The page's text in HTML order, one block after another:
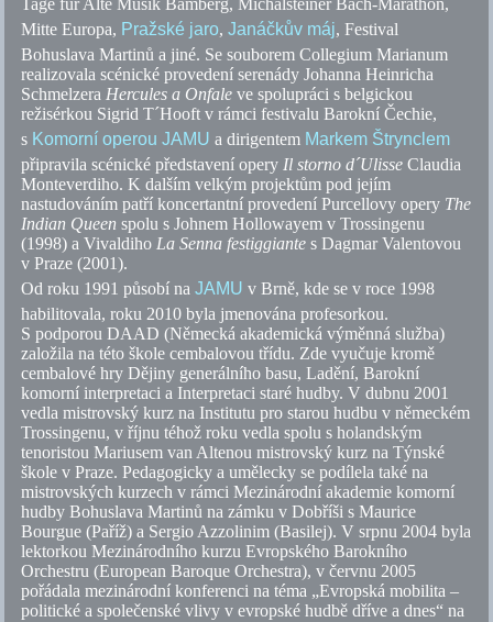
Tage für Alte Musik Bamberg, Michalsteiner Bach-Marathon,
Mitte Europa, Pražské jaro,Janáčkův máj, Festival
Bohuslava Martinů a jiné. Se souborem Collegium Marianum
realizovala scénické provedení serenády Johanna Heinricha
SchmelzeraHercules a Onfale ve spolupráci s belgickou
režisérkou Sigrid T´Hooft v rámci festivalu Barokní Čechie,
s Komorní operouJAMU a dirigentem Markem Štrynclem
připravila scénické představení operyIl storno d´Ulisse Claudia
Monteverdiho. K dalším velkým projektům pod jejím
nastudováním patří koncertantní provedení Purcellovy opery The
Indian Queen spolu s Johnem Hollowayem v Trossingenu
(1998) a VivaldihoLa Senna festiggiante s Dagmar Valentovou
v Praze (2001).
Od roku 1991 působí naJAMU v Brně, kde se v roce 1998
habilitovala, roku 2010 byla jmenována profesorkou.
S podporou DAAD (Německá akademická výměnná služba)
založila na této škole cembalovou třídu. Zde vyučuje kromě
cembalové hry Dějiny generálního basu, Ladění, Barokní
komorní interpretaci a Interpretaci staré hudby. V dubnu 2001
vedla mistrovský kurz na Institutu pro starou hudbu v německém
Trossingenu, v říjnu téhož roku vedla spolu s holandským
tenoristou Mariusem van Altenou mistrovský kurz na Týnské
škole v Praze. Pedagogicky a umělecky se podílela také na
mistrovských kurzech v rámci Mezinárodní akademie komorní
hudby Bohuslava Martinů na zámku v Dobříši s Maurice
Bourgue (Paříž) a Sergio Azzolinim (Basilej). V srpnu 2004 byla
lektorkou Mezinárodního kurzu Evropského Barokního
Orchestru (European Baroque Orchestra), v červnu 2005
pořádala mezinárodní konferenci na téma „Evropská mobilita –
politické a společenské vlivy v evropské hudbě dříve a dnes“ na